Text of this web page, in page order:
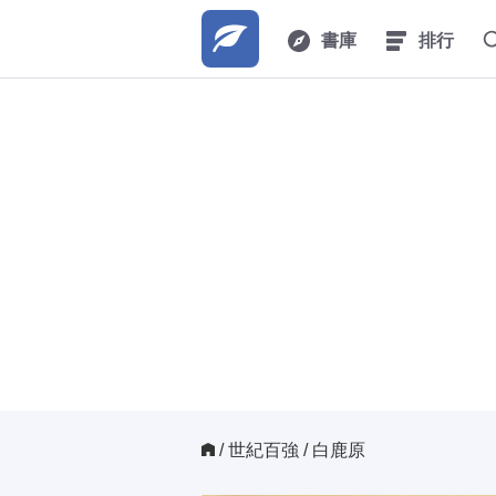
書庫 排行
/ 世紀百強 / 白鹿原